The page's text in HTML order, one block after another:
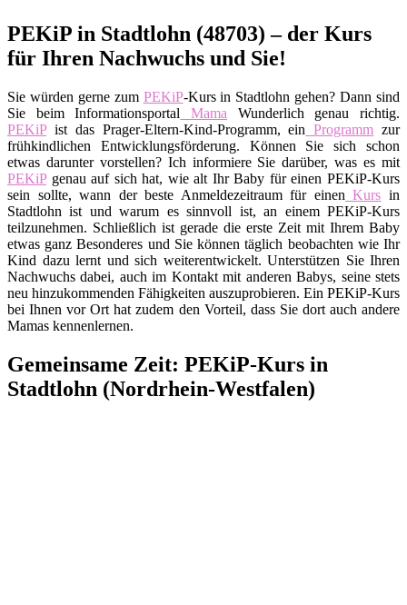
PEKiP in Stadtlohn (48703) – der Kurs
für Ihren Nachwuchs und Sie!
Sie würden gerne zum PEKiP-Kurs in Stadtlohn gehen? Dann sind
Sie beim Informationsportal Mama Wunderlich genau richtig.
PEKiPist das Prager-Eltern-Kind-Programm, ein Programm zur
frühkindlichen Entwicklungsförderung. Können Sie sich schon
etwas darunter vorstellen? Ich informiere Sie darüber, was es mit
PEKiPgenau auf sich hat, wie alt Ihr Baby für einen PEKiP-Kurs
sein sollte, wann der beste Anmeldezeitraum für einen Kurs in
Stadtlohn ist und warum es sinnvoll ist, an einem PEKiP-Kurs
teilzunehmen. Schließlich ist gerade die erste Zeit mit Ihrem Baby
etwas ganz Besonderes und Sie können täglich beobachten wie Ihr
Kind dazu lernt und sich weiterentwickelt. Unterstützen Sie Ihren
Nachwuchs dabei, auch im Kontakt mit anderen Babys, seine stets
neu hinzukommenden Fähigkeiten auszuprobieren. Ein PEKiP-Kurs
bei Ihnen vor Ort hat zudem den Vorteil, dass Sie dort auch andere
Mamas kennenlernen.
Gemeinsame Zeit: PEKiP-Kurs in
Stadtlohn (Nordrhein-Westfalen)